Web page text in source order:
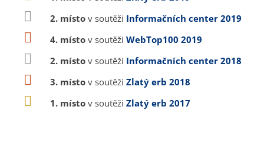
2. místo v soutěži Informačních center 2019
4. místo v soutěži WebTop100 2019
2. místo v soutěži Informačních center 2018
3. místo v soutěži Zlatý erb 2018
1. místo v soutěži Zlatý erb 2017